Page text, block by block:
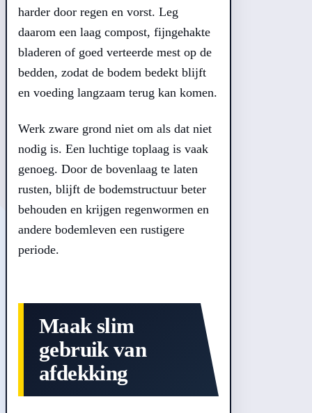
harder door regen en vorst. Leg
daarom een laag compost, fijngehakte
bladeren of goed verteerde mest op de
bedden, zodat de bodem bedekt blijft
en voeding langzaam terug kan komen.
Werk zware grond niet om als dat niet
nodig is. Een luchtige toplaag is vaak
genoeg. Door de bovenlaag te laten
rusten, blijft de bodemstructuur beter
behouden en krijgen regenwormen en
andere bodemleven een rustigere
periode.
Maak slim
gebruik van
afdekking